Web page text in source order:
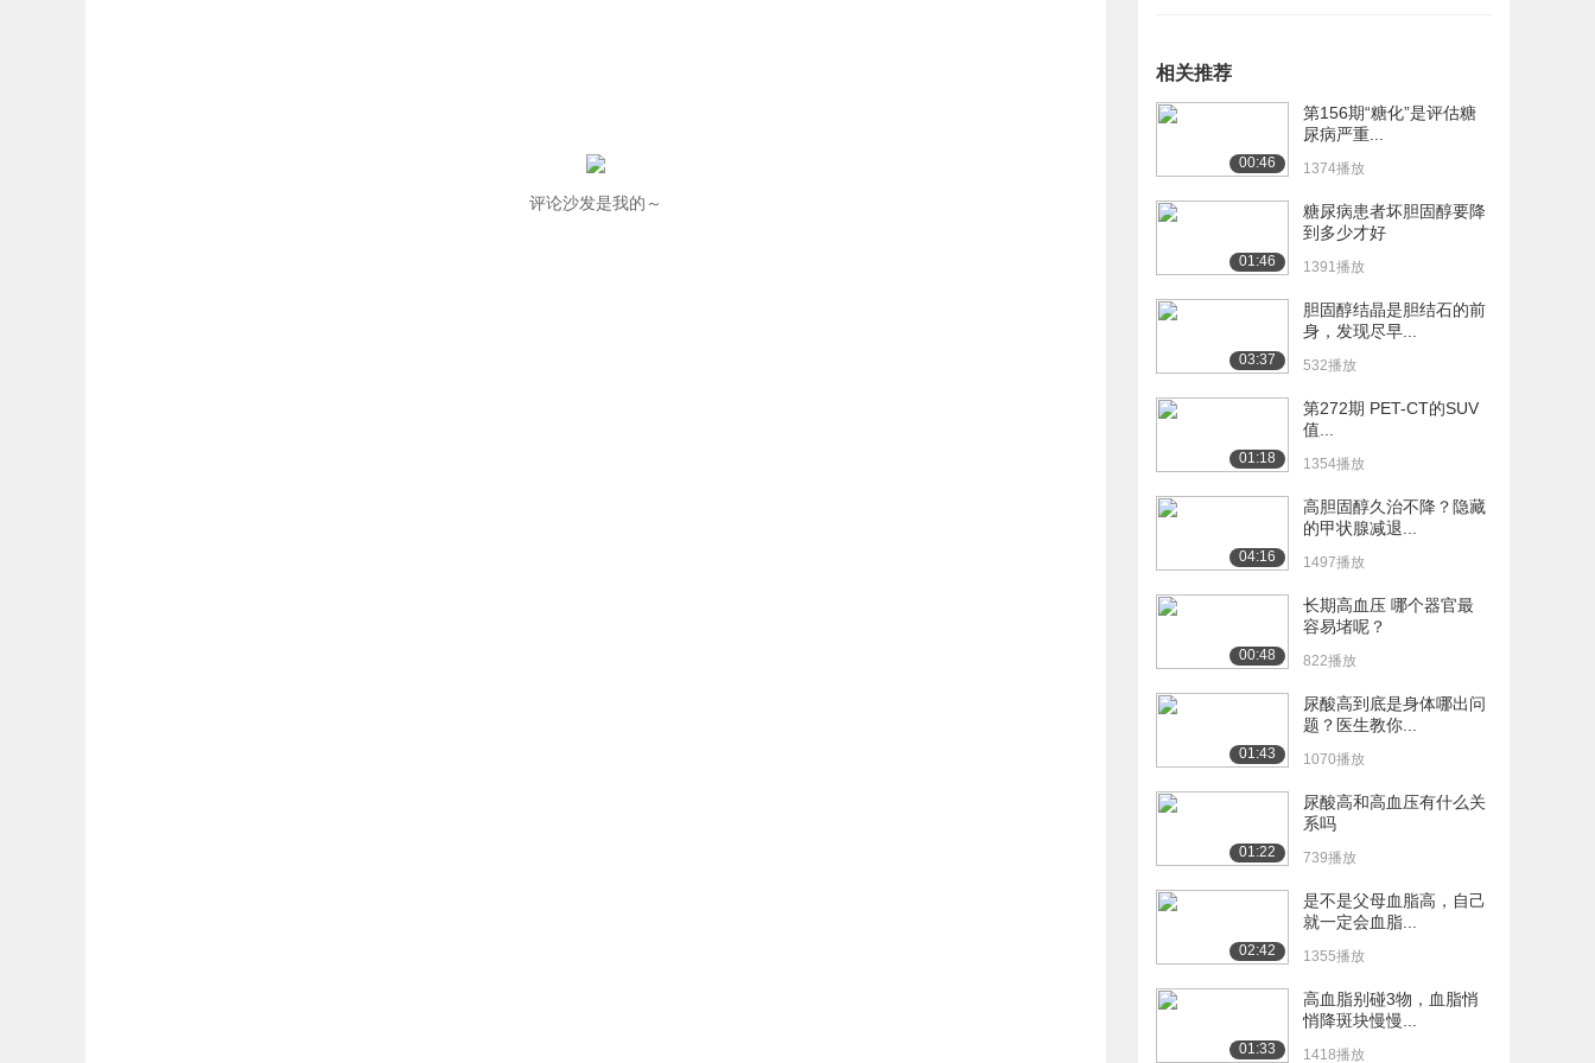
评论沙发是我的～
相关推荐
00:46
第156期“糖化”是评估糖
尿病严重...
1374播放
01:46
糖尿病患者坏胆固醇要降
到多少才好
1391播放
03:37
胆固醇结晶是胆结石的前
身，发现尽早...
532播放
01:18
第272期 PET-CT的SUV
值...
1354播放
04:16
高胆固醇久治不降？隐藏
的甲状腺减退...
1497播放
00:48
长期高血压 哪个器官最
容易堵呢？
822播放
01:43
尿酸高到底是身体哪出问
题？医生教你...
1070播放
01:22
尿酸高和高血压有什么关
系吗
739播放
02:42
是不是父母血脂高，自己
就一定会血脂...
1355播放
01:33
高血脂别碰3物，血脂悄
悄降斑块慢慢...
1418播放